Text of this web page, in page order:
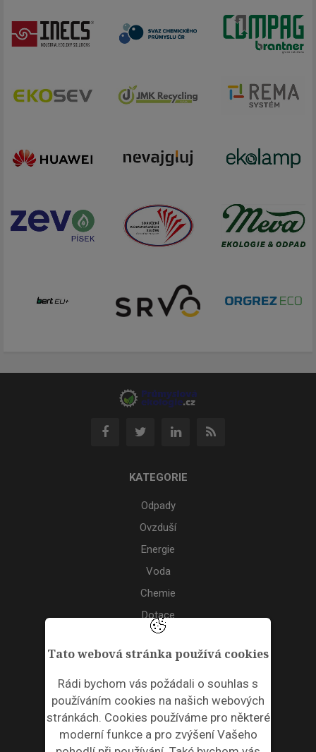
Tato webová stránka používá cookies
Rádi bychom vás požádali o souhlas s
používáním cookies na našich webových
stránkách. Cookies používáme pro některé
moderní funkce a pro zvýšení Vašeho
KATEGORIE
Odpady
Ovzduší
Energie
Voda
Chemie
Dotace
Akce
ODPADNÍ PLASTY
NEWSLETTER